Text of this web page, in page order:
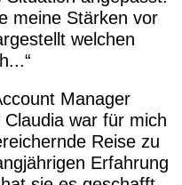
meine Stärken vor
welchen
Manager
war für mich
Reise zu
Erfahrung